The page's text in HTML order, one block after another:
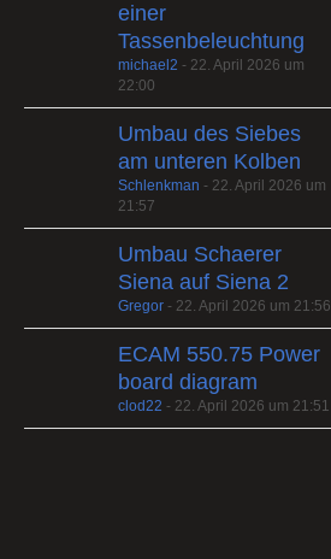
einer
Tassenbeleuchtung
michael2 - 22. April 2026 um
22:00
Umbau des Siebes
am unteren Kolben
Schlenkman - 22. April 2026 um
21:57
Umbau Schaerer
Siena auf Siena 2
Gregor - 22. April 2026 um 21:56
ECAM 550.75 Power
board diagram
clod22 - 22. April 2026 um 21:51